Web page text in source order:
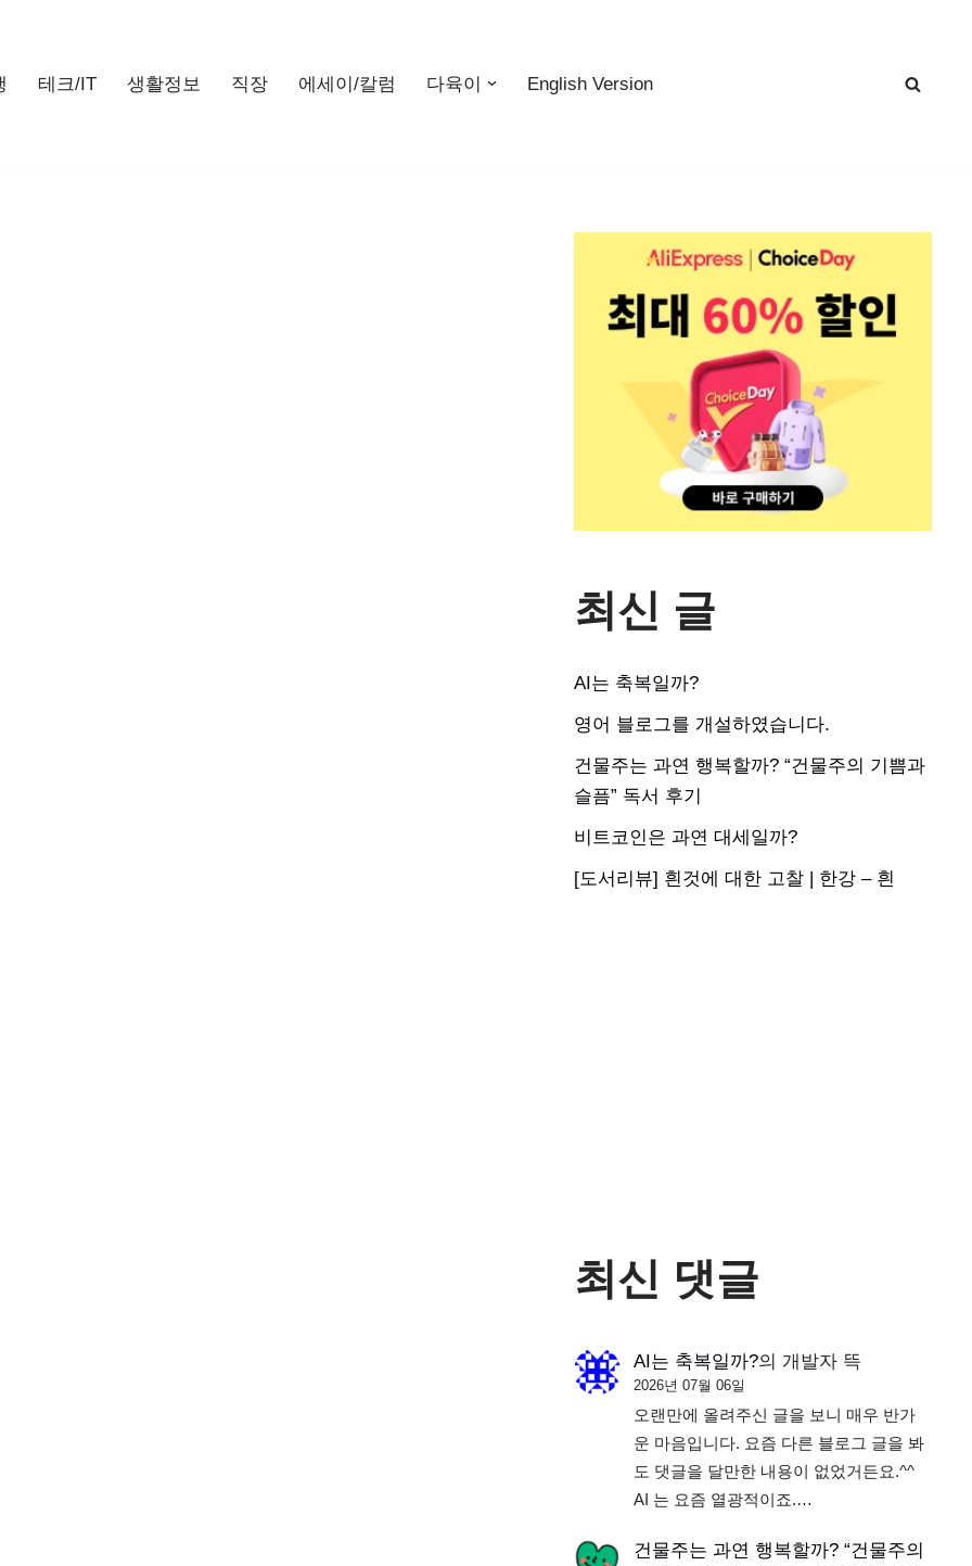
테크/IT 생활정보 직장 에세이/칼럼 다육이 English Version
최신 글
AI는 축복일까?
영어 블로그를 개설하였습니다.
건물주는 과연 행복할까? “건물주의 기쁨과
슬픔” 독서 후기
비트코인은 과연 대세일까?
[도서리뷰] 흰것에 대한 고찰 | 한강 – 흰
최신 댓글
AI는 축복일까?의 개발자 뜩
2026년 07월 06일
오랜만에 올려주신 글을 보니 매우 반가
운 마음입니다. 요즘 다른 블로그 글을 봐
도 댓글을 달만한 내용이 없었거든요.^^
AI 는 요즘 열광적이죠.…
건물주는 과연 행복할까? “건물주의